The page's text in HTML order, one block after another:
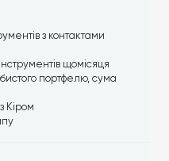
з контактами
щомісяця
портфелю, сума
Кіром